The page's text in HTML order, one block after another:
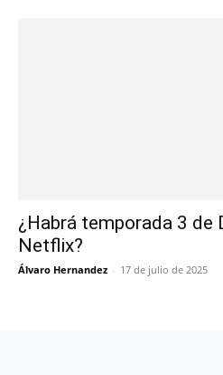
¿Habrá temporada 3 de
Netflix?
Álvaro Hernandez - 17 de julio de 2025